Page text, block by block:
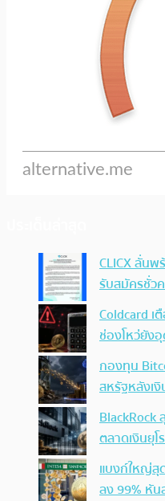
CLICX ลั่น
รับสมัครชั่ว
Coldcard
ช่องโหว่ยังอุ
กองทุน
สหรัฐหลังเ
BlackRock
ตลาดเงินยุ
แบงก์ใหญ่สุ
ลง 99% หัน